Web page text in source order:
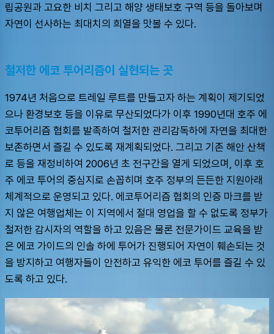
립공원과 고요한 비치 그리고 해양 생태보호 구역 등을 돌아보며
자연이 선사하는 최대치의 희열을 맛볼 수 있다.
철저한 에코 투어리즘이 실현되는 곳
1974년 처음으로 트레일 루트를 만들고자 하는 계획이 제기되었
으나 환경보호 등을 이유로 무산되었다가 이후 1990년대 호주 에
코투어리즘 협회를 발족하여 철저한 관리감독하에 자연을 최대한
보존하면서 즐길 수 있도록 재계획되었다. 그리고 기존 해안 산책
로 등을 재정비하여 2006년 초 전구간을 열게 되었으며, 이후 호
주 에코 투어의 중심지로 손꼽히며 호주 정부의 든든한 지원아래
체계적으로 운영되고 있다. 에코투어리즘 협회의 인증 마크를 받
지 않은 여행업체는 이 지역에서 절대 영업을 할 수 없도록 정부가
철저한 감시자의 역할을 하고 있음은 물론 전문가이드 교육을 받
은 에코 가이드의 인솔 하에 투어가 진행되어 자연이 훼손되는 것
을 방지하고 여행자들이 안전하고 유익한 에코 투어를 즐길 수 있
도록 하고 있다.